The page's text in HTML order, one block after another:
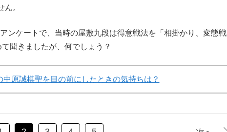
。
ケートで、当時の屋敷九段は得意戦法を「相掛かり、変態戦
聞きましたが、何でしょう？
中原誠棋聖を目の前にしたときの気持ちは？